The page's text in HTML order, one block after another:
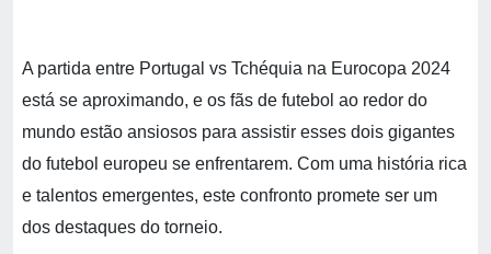
A partida entre Portugal vs Tchéquia na Eurocopa 2024
está se aproximando, e os fãs de futebol ao redor do
mundo estão ansiosos para assistir esses dois gigantes
do futebol europeu se enfrentarem. Com uma história rica
e talentos emergentes, este confronto promete ser um
dos destaques do torneio.